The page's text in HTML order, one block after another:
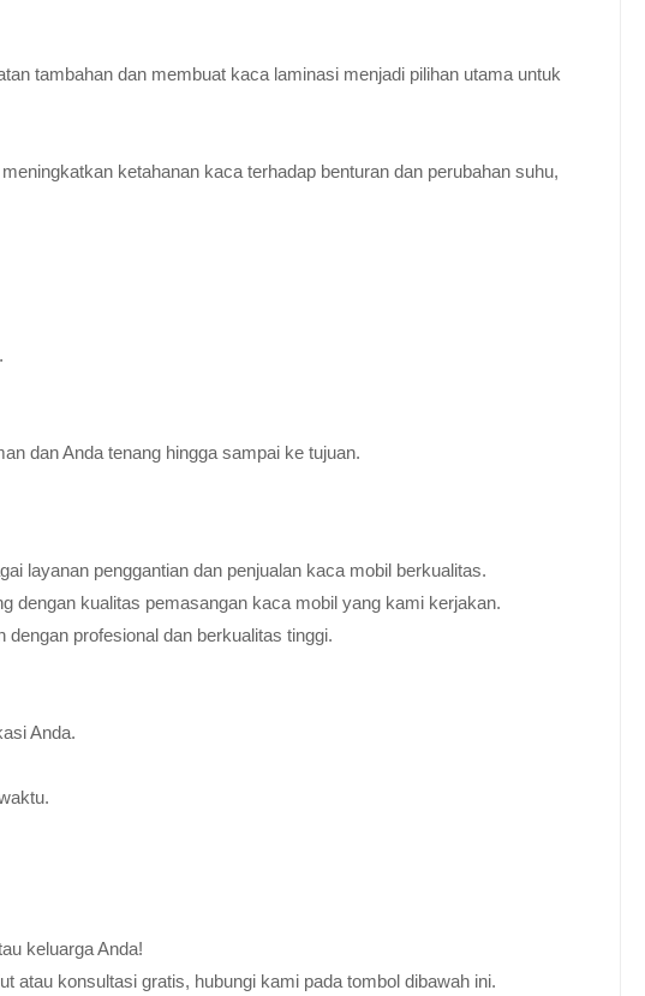
tambahan dan membuat kaca laminasi menjadi pilihan utama untuk
ketahanan kaca terhadap benturan dan perubahan suhu,
dan Anda tenang hingga sampai ke tujuan.
layanan penggantian dan penjualan kaca mobil berkualitas.
dengan kualitas pemasangan kaca mobil yang kami kerjakan.
profesional dan berkualitas tinggi.
Anda.
keluarga Anda!
atau konsultasi gratis, hubungi kami pada tombol dibawah ini.